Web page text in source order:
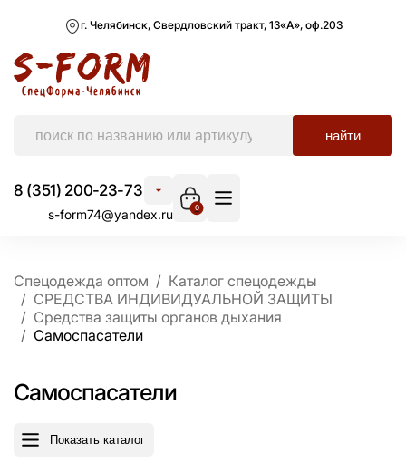
г. Челябинск, Свердловский тракт, 13«А», оф.203
найти
8 (351) 200-23-73
s-form74@yandex.ru 0
Спецодежда оптом
Каталог спецодежды
СРЕДСТВА ИНДИВИДУАЛЬНОЙ ЗАЩИТЫ
Средства защиты органов дыхания
Самоспасатели
Самоспасатели
Показать каталог